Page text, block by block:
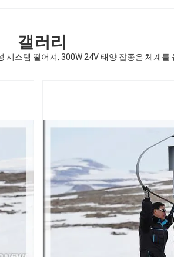
갤러리
시스템 떨어져, 300W 24V 태양 잡종은 체계를